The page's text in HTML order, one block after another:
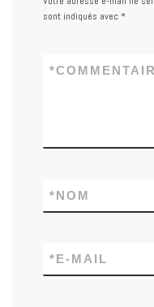
sont indiqués avec*
*
NOM
*
E-MAIL
*